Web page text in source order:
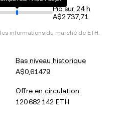
Pic sur 24 h
A$2 737,71
informations du marché de ETH.
Bas niveau historique
A$0,61479
Offre en circulation
120 682 142 ETH